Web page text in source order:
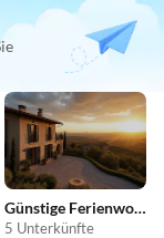
Günstige Ferienwohnungen
5 Unterkünfte